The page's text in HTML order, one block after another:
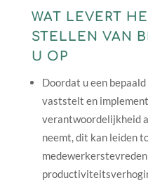
WAT LEVERT
STELLEN VAN
U OP
Doordat u een
vaststelt en
verantwoordelijkheid
neemt, dit kan leiden